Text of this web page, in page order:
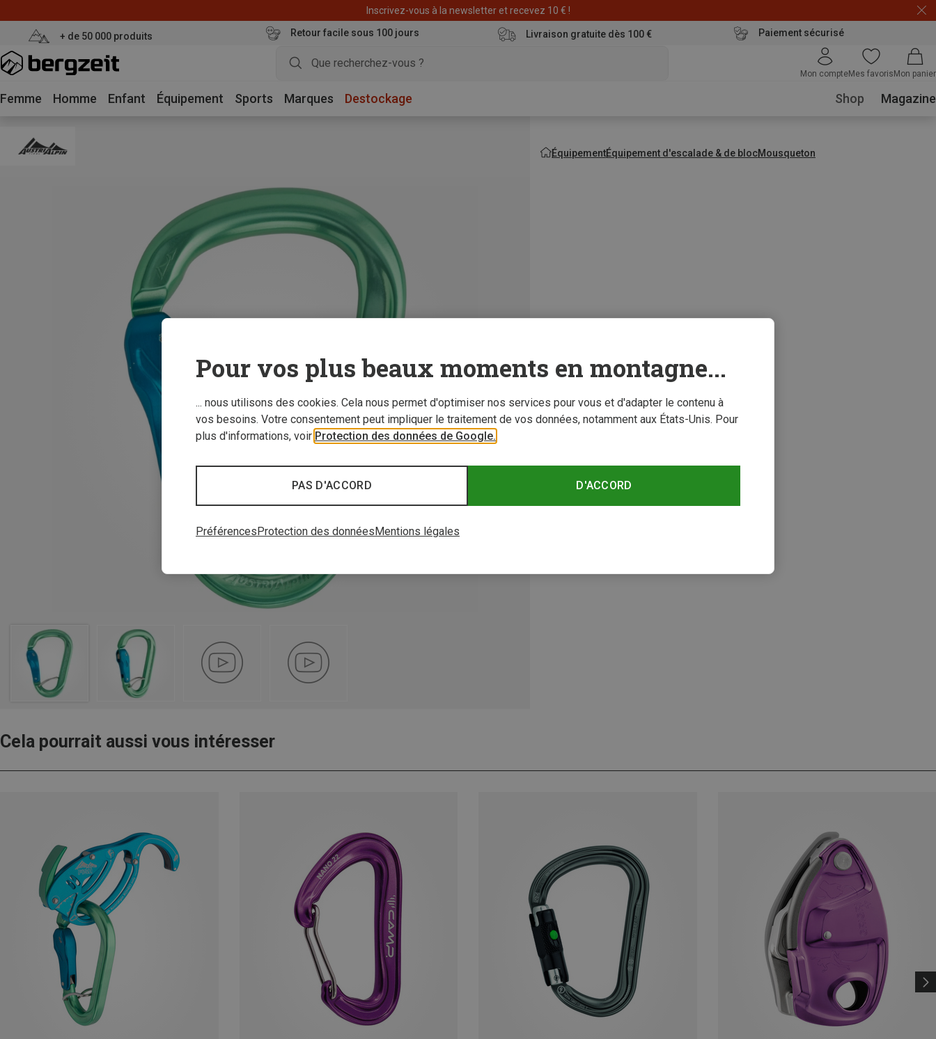
Inscrivez-vous à la newsletter et recevez 10 € !
Déstockage : 20 € offerts avec le code END20
+ de 50 000 produits Retour facile sous 100 jours Livraison gratuite dès 100 € Paiement sécurisé
Mon compteMes favoris Mon panier
Femme Homme Enfant Équipement Sports Marques Destockage Shop Magazine
ÉquipementÉquipement d'escalade & de blocMousqueton
Cela pourrait aussi vous intéresser
Pour vos plus beaux moments en montagne...
... nous utilisons des cookies. Cela nous permet d'optimiser nos services pour vous et d'adapter le contenu à
vos besoins. Votre consentement peut impliquer le traitement de vos données, notamment aux États-Unis. Pour
plus d'informations, voir Protection des données de Google.
D'ACCORD
PAS D'ACCORD
Préférences Protection des données Mentions légales